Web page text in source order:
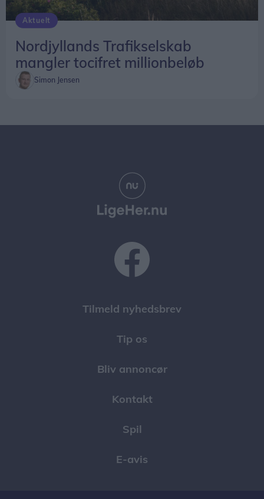
Aktuelt
Nordjyllands Trafikselskab
mangler tocifret millionbeløb
Simon Jensen
Tilmeld nyhedsbrev
Tip os
Bliv annoncør
Kontakt
Spil
E-avis